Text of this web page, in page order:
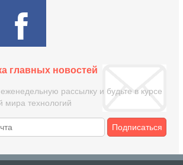
главных новостей
рассылку и будьте в курсе
мира технологий
Подписаться